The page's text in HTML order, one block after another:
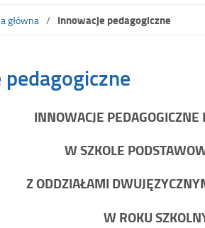
główna Innowacje pedagogiczne
INNOWACJE
W SZKOLE
Z ODDZIAŁAMI
W ROKU